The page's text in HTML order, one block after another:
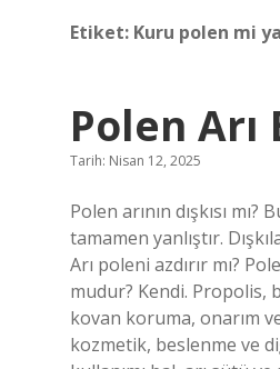
Etiket: Kuru polen mi
Polen
Tarih: Nisan 12, 2025
Polen arının dışkısı
tamamen yanlıştır.
Arı poleni azdırır mı?
mudur? Kendi. Propolis,
kovan koruma, onarım
kozmetik, beslenme ve